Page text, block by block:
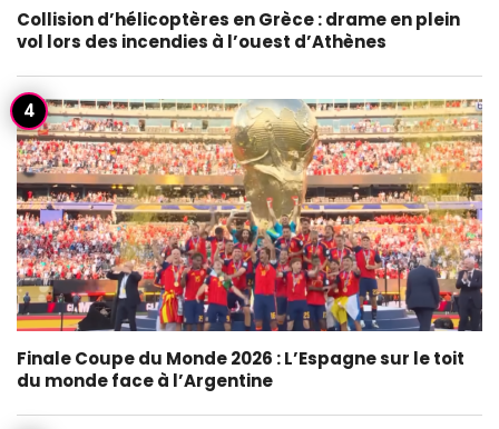
Collision d’hélicoptères en Grèce : drame en plein
vol lors des incendies à l’ouest d’Athènes
Finale Coupe du Monde 2026 : L’Espagne sur le toit
du monde face à l’Argentine